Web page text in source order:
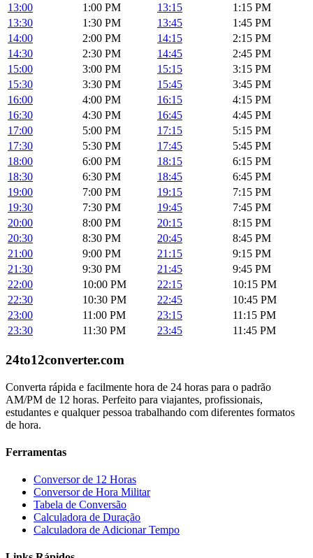
13:00
1:00 PM 13:15
1:15 PM
13:30
1:30 PM 13:45
1:45 PM
14:00
2:00 PM 14:15
2:15 PM
14:30
2:30 PM 14:45
2:45 PM
15:00
3:00 PM 15:15
3:15 PM
15:30
3:30 PM 15:45
3:45 PM
16:00
4:00 PM 16:15
4:15 PM
16:30
4:30 PM 16:45
4:45 PM
17:00
5:00 PM 17:15
5:15 PM
17:30
5:30 PM 17:45
5:45 PM
18:00
6:00 PM 18:15
6:15 PM
18:30
6:30 PM 18:45
6:45 PM
19:00
7:00 PM 19:15
7:15 PM
19:30
7:30 PM 19:45
7:45 PM
20:00
8:00 PM 20:15
8:15 PM
20:30
8:30 PM 20:45
8:45 PM
21:00
9:00 PM 21:15
9:15 PM
21:30
9:30 PM 21:45
9:45 PM
22:00
10:00 PM 22:15
10:15 PM
22:30
10:30 PM 22:45
10:45 PM
23:00
11:00 PM 23:15
11:15 PM
23:30
11:30 PM 23:45 11:45 PM
24to12converter.com
Converta rápida e facilmente hora de 24 horas para o padrão
AM/PM de 12 horas. Perfeito para viajantes, profissionais,
estudantes e qualquer pessoa trabalhando com diferentes formatos
de hora.
Ferramentas
Conversor de 12 Horas
Conversor de Hora Militar
Tabela de Conversão
Calculadora de Duração
Calculadora de Adicionar Tempo